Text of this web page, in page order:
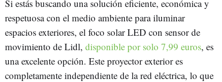
Si estás buscando una solución eficiente, económica y
respetuosa con el medio ambiente para iluminar
espacios exteriores, el foco solar LED con sensor de
movimiento de Lidl, disponible por solo 7,99 euros, es
una excelente opción. Este proyector exterior es
completamente independiente de la red eléctrica, lo que